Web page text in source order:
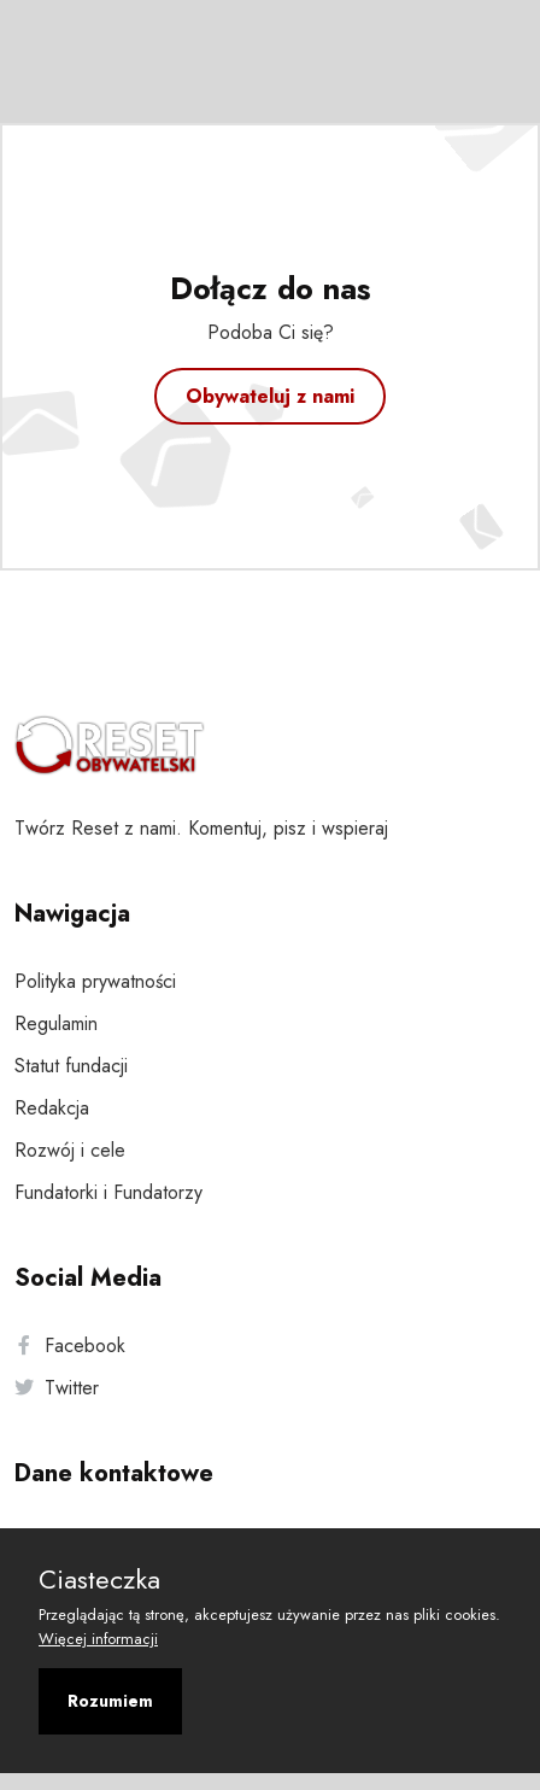
Dołącz do nas
Podoba Ci się?
Obywateluj z nami
Twórz Reset z nami. Komentuj, pisz i wspieraj
Nawigacja
Polityka prywatności
Regulamin
Statut fundacji
Redakcja
Rozwój i cele
Fundatorki i Fundatorzy
Social Media
Facebook
Twitter
Dane kontaktowe
reset@resetobywatelski.pl
Ciasteczka
Przeglądając tą stronę, akceptujesz używanie przez nas pliki cookies.
Więcej informacji
Rozumiem